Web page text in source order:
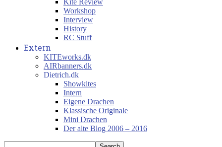
Kite Review
Workshop
Interview
History
RC Stuff
Extern
KITEworks.dk
AIRbanners.dk
Dietrich.dk
Showkites
Intern
Eigene Drachen
Klassische Originale
Mini Drachen
Der alte Blog 2006 – 2016